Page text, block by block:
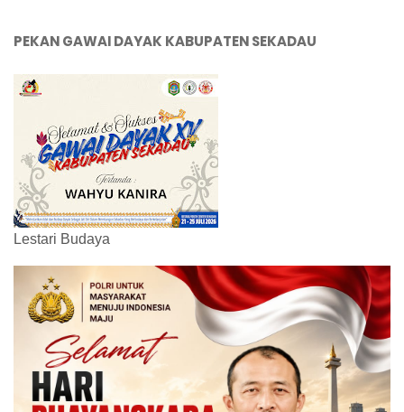
PEKAN GAWAI DAYAK KABUPATEN SEKADAU
Lestari Budaya